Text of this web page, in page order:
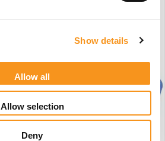
Show details
Allow all
Allow selection
Deny